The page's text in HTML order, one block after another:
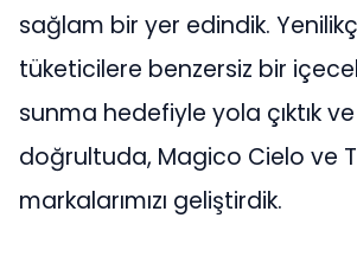
sağlam bir yer edindik.
tüketicilere benzersiz bir
sunma hedefiyle yola çıktık
doğrultuda, Magico Cielo ve
markalarımızı geliştirdik.